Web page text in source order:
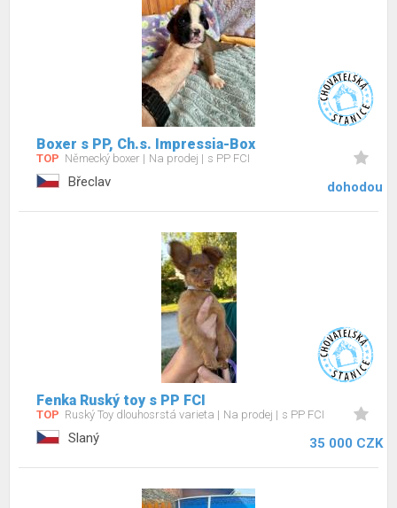
Boxer s PP, Ch.s. Impressia-Box
TOP Německý boxer Na prodej s PP FCI
Břeclav dohodou
Fenka Ruský toy s PP FCI
TOP Ruský Toy dlouhosrstá varieta Na prodej s PP FCI
Slaný 35 000 CZK